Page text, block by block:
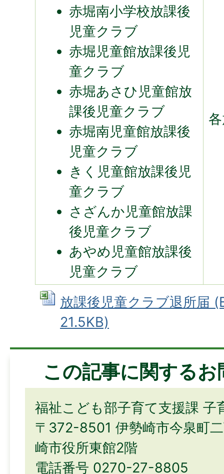
赤堀南小学校放課後
児童クラブ
赤堀児童館放課後児
童クラブ
赤堀あさひ児童館放
課後児童クラブ
赤堀南児童館放課後
児童クラブ
きく児童館放課後児
童クラブ
さざんか児童館放課
後児童クラブ
あやめ児童館放課後
児童クラブ
放課後児童クラブ退所届
21.5KB)
この記事に関する
福祉こども部子育て支援課 子
〒372-8501 伊勢崎市今泉町
崎市役所東館2階
電話番号 0270-27-8805